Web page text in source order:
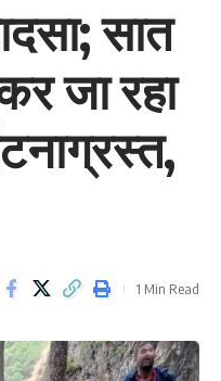
सात
जा रहा
1 Min Read